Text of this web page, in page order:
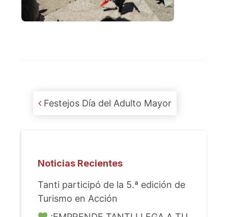
Post navigation
Festejos Día del Adulto Mayor
Noticias Recientes
Tanti participó de la 5.ª edición de
Turismo en Acción